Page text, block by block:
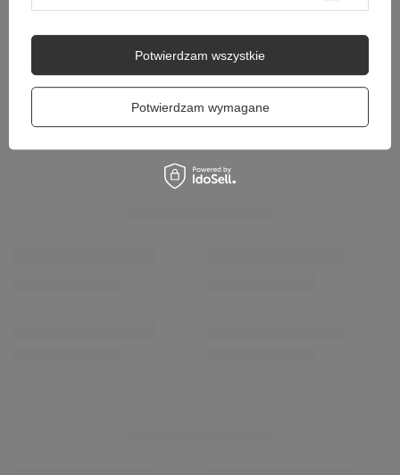
Potwierdzam wymagane
Potwierdzam wszystkie